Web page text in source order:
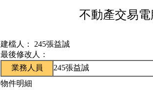
不動產交易
建檔人： 245張益誠
最後修改人：
業務人員
245張益誠
物件明細